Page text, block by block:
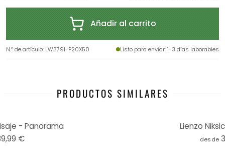
Añadir al carrito
N.º de artículo: LW3791-P20X50 Listo para enviar: 1-3 días laborables
PRODUCTOS SIMILARES
- Panorama
€
Lienzo
desde